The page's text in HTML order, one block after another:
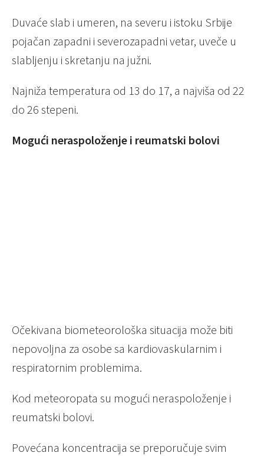
Duvaće slab i umeren, na severu i istoku Srbije
pojačan zapadni i severozapadni vetar, uveče u
slabljenju i skretanju na južni.
Najniža temperatura od 13 do 17, a najviša od 22
do 26 stepeni.
Mogući neraspoloženje i reumatski bolovi
Očekivana biometeorološka situacija može biti
nepovoljna za osobe sa kardiovaskularnim i
respiratornim problemima.
Kod meteoropata su mogući neraspoloženje i
reumatski bolovi.
Povećana koncentracija se preporučuje svim